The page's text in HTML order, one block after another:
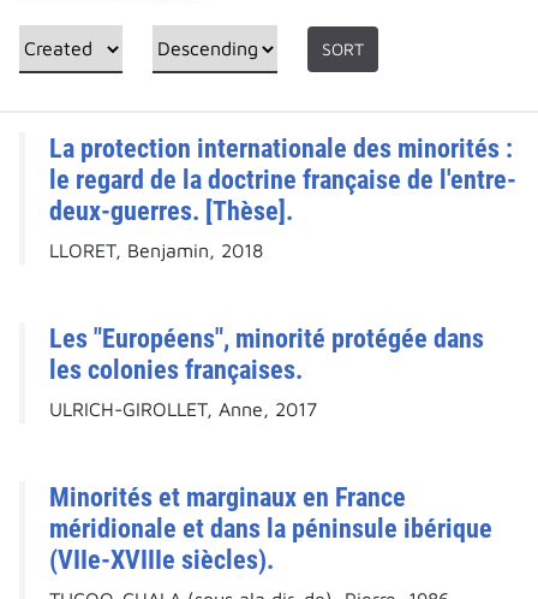
SORT
La protection internationale des minorités :
le regard de la doctrine française de l'entre-
deux-guerres. [Thèse].
LLORET, Benjamin, 2018
Les "Européens", minorité protégée dans
les colonies françaises.
ULRICH-GIROLLET, Anne, 2017
Minorités et marginaux en France
méridionale et dans la péninsule ibérique
(VIIe-XVIIIe siècles).